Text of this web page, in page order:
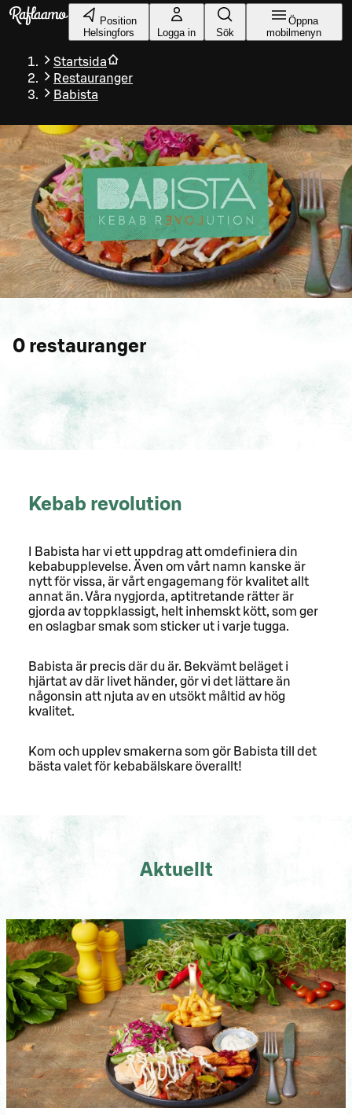
Gå till huvudinnehållet
Position
Helsingfors
Logga in Sök
Öppna
mobilmenyn
Startsida
Restauranger
Babista
Kebab revolution
I Babista har vi ett uppdrag att omdefiniera din
kebabupplevelse. Även om vårt namn kanske är
nytt för vissa, är vårt engagemang för kvalitet allt
annat än. Våra nygjorda, aptitretande rätter är
gjorda av toppklassigt, helt inhemskt kött, som ger
en oslagbar smak som sticker ut i varje tugga.
Babista är precis där du är. Bekvämt beläget i
hjärtat av där livet händer, gör vi det lättare än
någonsin att njuta av en utsökt måltid av hög
kvalitet.
Kom och upplev smakerna som gör Babista till det
bästa valet för kebabälskare överallt!
Aktuellt
0 restauranger